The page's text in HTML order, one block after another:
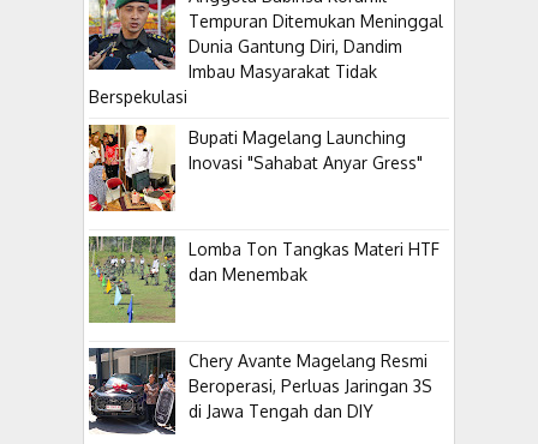
Tempuran Ditemukan Meninggal
Dunia Gantung Diri, Dandim
Imbau Masyarakat Tidak
Berspekulasi
Bupati Magelang Launching
Inovasi "Sahabat Anyar Gress"
Lomba Ton Tangkas Materi HTF
dan Menembak
​Chery Avante Magelang Resmi
Beroperasi, Perluas Jaringan 3S
di Jawa Tengah dan DIY